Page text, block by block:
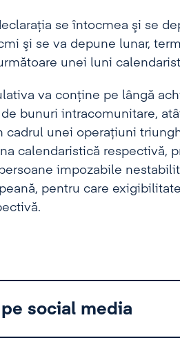
se întocmea şi se
şi se va depune lunar,
unei luni
va conţine pe lângă
bunuri intracomunitare,
cadrul unei operaţiuni
calendaristică respectivă,
impozabile
pentru care
social media